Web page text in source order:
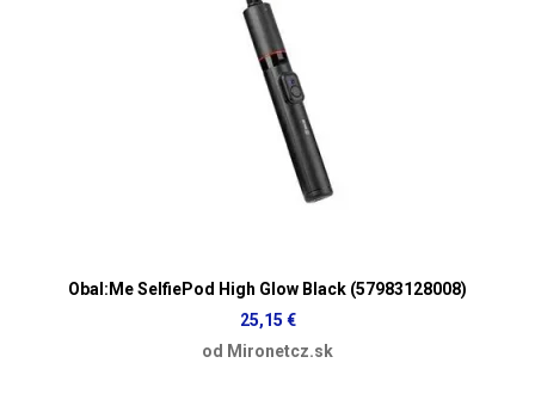
Obal:Me SelfiePod High Glow Black (57983128008)
25,15 €
od Mironetcz.sk